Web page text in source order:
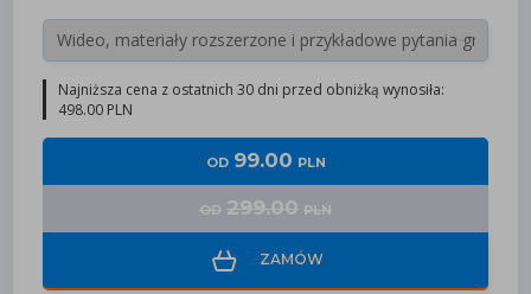
Najniższa cena z ostatnich 30 dni przed obniżką wynosiła:
498.00 PLN
OD 99.00 PLN
OD 299.00 PLN
ZAMÓW